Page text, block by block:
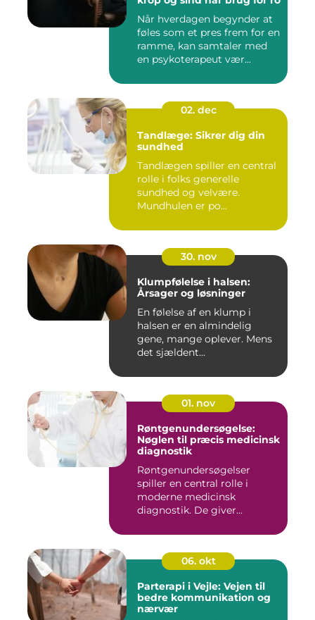
Når hverdagen begynder at
føles som et pres frem for en
ramme, kan samtaler med
en psykoterapeut vær...
02. dec
Tandlæge: Sikrer dig din
sundhed
Tandlægen spiller en central
rolle i folks generelle
sundhed og velvære.
Mundhulen er po...
30. nov
Klumpfølelse i halsen:
Årsager og løsninger
En følelse af en klump i
halsen er en almindelig
gene, mange oplever. Mens
det sjældent...
01. nov
Røntgenundersøgelse:
Nøglen til præcis medicinsk
diagnostik
Røntgenundersøgelser
spiller en central rolle i
moderne medicinsk
diagnostik. De giver...
06. okt
Parterapi i Vejle: Vejen til
bedre kommunikation og
nærvær